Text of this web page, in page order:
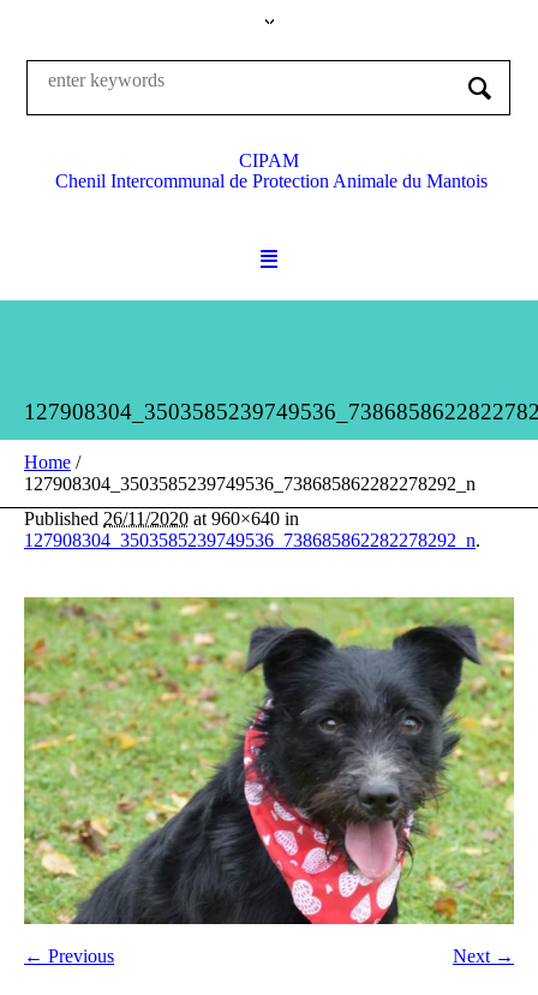
CIPAM
Chenil Intercommunal de Protection Animale du Mantois
Home /
127908304_3503585239749536_738685862282278292_n
Published 26/11/2020 at 960×640 in
127908304_3503585239749536_738685862282278292_n.
← Previous Next →